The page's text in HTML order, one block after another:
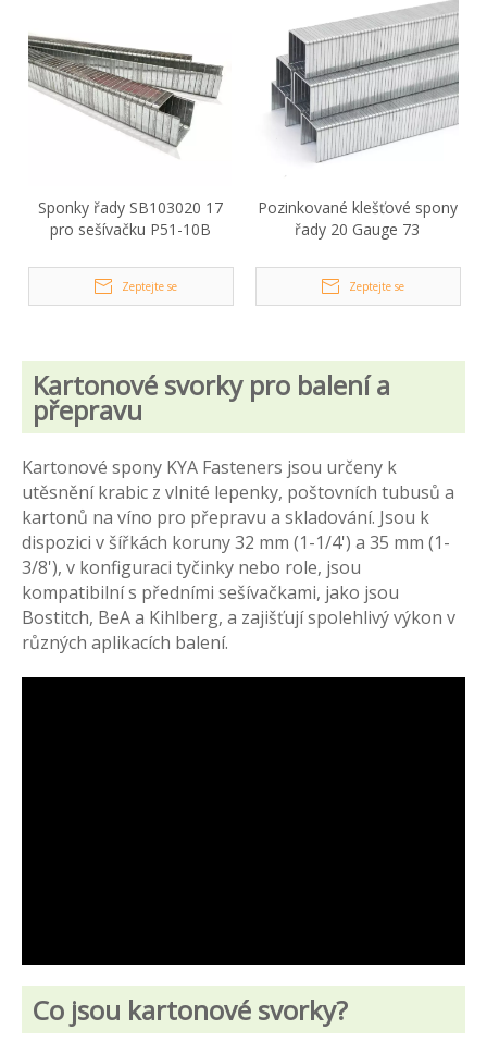
Sponky řady SB103020 17
pro sešívačku P51-10B
Zeptejte se
Pozinkované klešťové spony
řady 20 Gauge 73
Zeptejte se
Kartonové svorky pro balení a
přepravu
Kartonové spony KYA Fasteners jsou určeny k
utěsnění krabic z vlnité lepenky, poštovních tubusů a
kartonů na víno pro přepravu a skladování. Jsou k
dispozici v šířkách koruny 32 mm (1-1/4') a 35 mm (1-
3/8'), v konfiguraci tyčinky nebo role, jsou
kompatibilní s předními sešívačkami, jako jsou
Bostitch, BeA a Kihlberg, a zajišťují spolehlivý výkon v
různých aplikacích balení.
Co jsou kartonové svorky?